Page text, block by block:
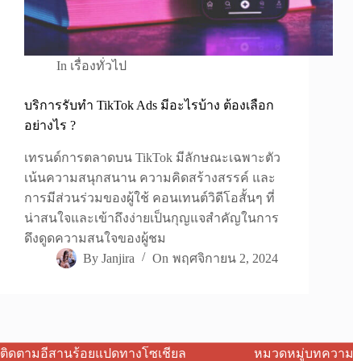
In เรื่องทั่วไป
บริการรับทำ TikTok Ads มีอะไรบ้าง ต้องเลือก
อย่างไร ?
เทรนด์การตลาดบน TikTok มีลักษณะเฉพาะตัว
เน้นความสนุกสนาน ความคิดสร้างสรรค์ และ
การมีส่วนร่วมของผู้ใช้ คอนเทนต์วิดีโอสั้นๆ ที่
น่าสนใจและเข้าถึงง่ายเป็นกุญแจสำคัญในการ
ดึงดูดความสนใจของผู้ชม
By Janjira On พฤศจิกายน 2, 2024
ติดตามอีสานร้อยแปดทางโซเชียล หมวดหมู่บทความ